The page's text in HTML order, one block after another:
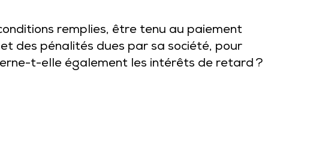
remplies, être tenu au paiement
des pénalités dues par sa société, pour
t-elle également les intérêts de retard ?